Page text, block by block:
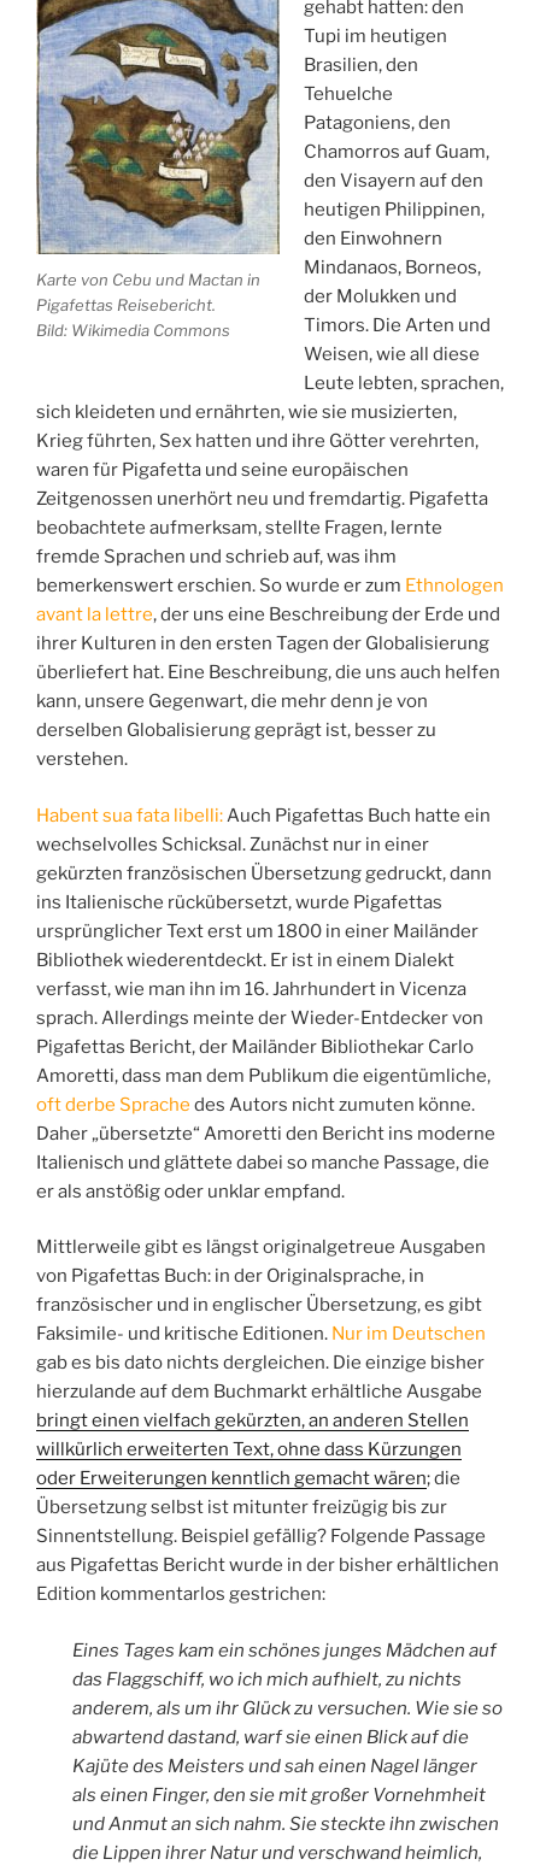
Karte von Cebu und Mactan in
Pigafettas Reisebericht.
Bild: Wikimedia Commons
gehabt hatten: den
Tupi im heutigen
Brasilien, den
Tehuelche
Patagoniens, den
Chamorros auf Guam,
den Visayern auf den
heutigen Philippinen,
den Einwohnern
Mindanaos, Borneos,
der Molukken und
Timors. Die Arten und
Weisen, wie all diese
Leute lebten, sprachen,
sich kleideten und ernährten, wie sie musizierten,
Krieg führten, Sex hatten und ihre Götter verehrten,
waren für Pigafetta und seine europäischen
Zeitgenossen unerhört neu und fremdartig. Pigafetta
beobachtete aufmerksam, stellte Fragen, lernte
fremde Sprachen und schrieb auf, was ihm
bemerkenswert erschien. So wurde er zum Ethnologen
avant la lettre, der uns eine Beschreibung der Erde und
ihrer Kulturen in den ersten Tagen der Globalisierung
überliefert hat. Eine Beschreibung, die uns auch helfen
kann, unsere Gegenwart, die mehr denn je von
derselben Globalisierung geprägt ist, besser zu
verstehen.
Habent sua fata libelli:Auch Pigafettas Buch hatte ein
wechselvolles Schicksal. Zunächst nur in einer
gekürzten französischen Übersetzung gedruckt, dann
ins Italienische rückübersetzt, wurde Pigafettas
ursprünglicher Text erst um 1800 in einer Mailänder
Bibliothek wiederentdeckt. Er ist in einem Dialekt
verfasst, wie man ihn im 16. Jahrhundert in Vicenza
sprach. Allerdings meinte der Wieder-Entdecker von
Pigafettas Bericht, der Mailänder Bibliothekar Carlo
Amoretti, dass man dem Publikum die eigentümliche,
oft derbe Sprache des Autors nicht zumuten könne.
Daher „übersetzte“ Amoretti den Bericht ins moderne
Italienisch und glättete dabei so manche Passage, die
er als anstößig oder unklar empfand.
Mittlerweile gibt es längst originalgetreue Ausgaben
von Pigafettas Buch: in der Originalsprache, in
französischer und in englischer Übersetzung, es gibt
Faksimile- und kritische Editionen. Nur im Deutschen
gab es bis dato nichts dergleichen. Die einzige bisher
hierzulande auf dem Buchmarkt erhältliche Ausgabe
bringt einen vielfach gekürzten, an anderen Stellen
willkürlich erweiterten Text, ohne dass Kürzungen
oder Erweiterungen kenntlich gemacht wären; die
Übersetzung selbst ist mitunter freizügig bis zur
Sinnentstellung. Beispiel gefällig? Folgende Passage
aus Pigafettas Bericht wurde in der bisher erhältlichen
Edition kommentarlos gestrichen:
Eines Tages kam ein schönes junges Mädchen auf
das Flaggschiff, wo ich mich aufhielt, zu nichts
anderem, als um ihr Glück zu versuchen. Wie sie so
abwartend dastand, warf sie einen Blick auf die
Kajüte des Meisters und sah einen Nagel länger
als einen Finger, den sie mit großer Vornehmheit
und Anmut an sich nahm. Sie steckte ihn zwischen
die Lippen ihrer Natur und verschwand heimlich,